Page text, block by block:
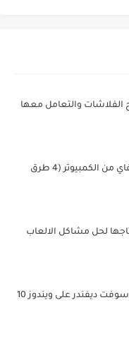
الفلاشات والتعامل معها
معرفة باسورد الواي فاي من الكمبيوتر (4 طرق
لحل مشاكل الالعاب
تعطيل برنامج مايكروسوفت ديفندر على ويندوز 10